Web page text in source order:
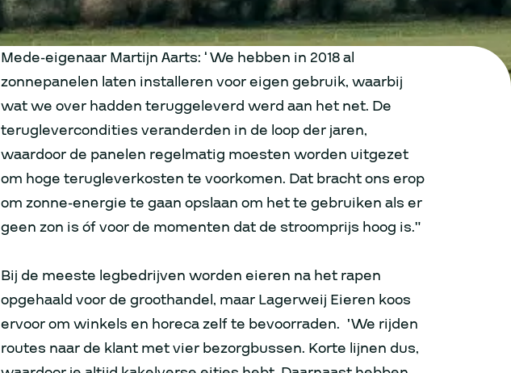
Mede-eigenaar Martijn Aarts: “We hebben in 2018 al
zonnepanelen laten installeren voor eigen gebruik, waarbij
wat we over hadden teruggeleverd werd aan het net. De
teruglevercondities veranderden in de loop der jaren,
waardoor de panelen regelmatig moesten worden uitgezet
om hoge terugleverkosten te voorkomen. Dat bracht ons erop
om zonne-energie te gaan opslaan om het te gebruiken als er
geen zon is óf voor de momenten dat de stroomprijs hoog is.”
Bij de meeste legbedrijven worden eieren na het rapen
opgehaald voor de groothandel, maar Lagerweij Eieren koos
ervoor om winkels en horeca zelf te bevoorraden. ‘’We rijden
routes naar de klant met vier bezorgbussen. Korte lijnen dus,